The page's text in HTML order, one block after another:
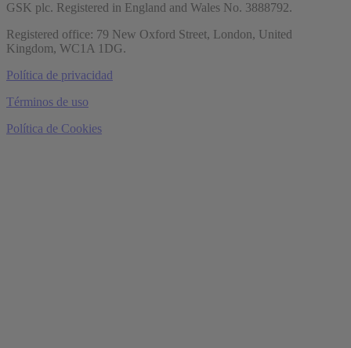
GSK plc. Registered in England and Wales No. 3888792.
Registered office: 79 New Oxford Street, London, United
Kingdom, WC1A 1DG.
Política de privacidad
Términos de uso
Política de Cookies